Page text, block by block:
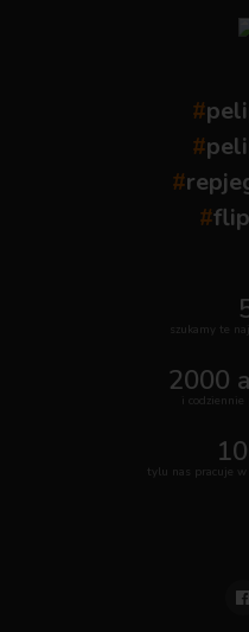
#
#
#
#
szukamy te
2000
i codziennie
tylu nas pracuje w